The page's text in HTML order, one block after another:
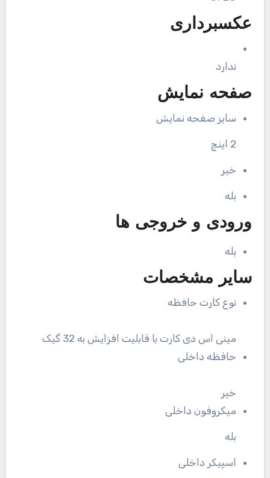
عکسبرداری
ندارد
صفحه نمایش
سایز صفحه نمایش
2 اینچ
خیر
بله
ورودی و خروجی ها
بله
سایر مشخصات
نوع کارت حافظه
مینی اس دی کارت با قابلیت افزایش به 32 گیک
حافظه داخلی
خیر
میکروفون داخلی
بله
اسپیکر داخلی